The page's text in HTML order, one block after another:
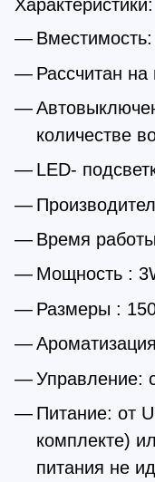
Характеристики:
Рассчитан
количестве
LED-
Время
Мощность :
Размеры :
Управление:
Питание: от
комплекте)
питания не